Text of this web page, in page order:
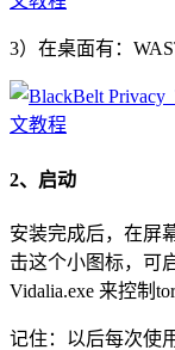
3）在桌面有：
2、启动
安装完成后，在屏
击这个小图标，可
Vidalia.exe 来控制
记住：以后每次使